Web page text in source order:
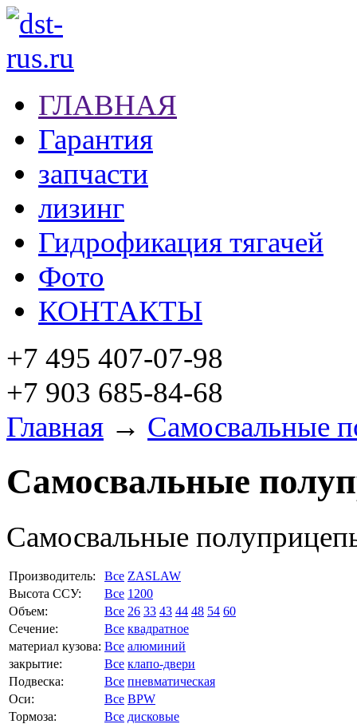
ГЛАВНАЯ
Гарантия
запчасти
лизинг
Гидрофикация тягачей
Фото
КОНТАКТЫ
+7 495 407-07-98
+7 903 685-84-68
Главная → Самосвальные
Самосвальные
Самосвальные
Производитель: Все ZASLAW
Высота ССУ:
Все 1200
Объем:
Все 26 33 43 44 48 54 60
Сечение:
Все квадратное
материал кузова: Все алюминий
закрытие:
Все клапо-двери
Подвеска:
Все пневматическая
Оси:
Все BPW
Тормоза:
Все дисковые